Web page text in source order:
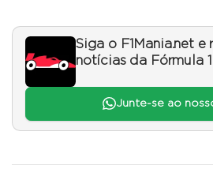
Siga o F1Mania.net e
notícias da Fórmula
Junte-se ao